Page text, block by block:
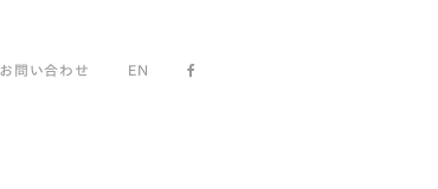
お問い合わせ EN